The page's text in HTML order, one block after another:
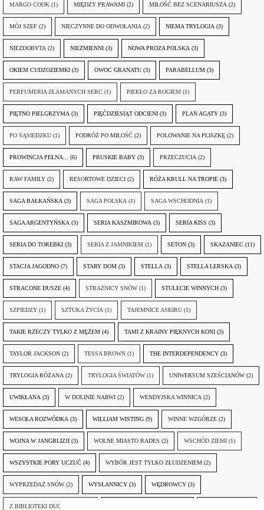
MARGO COOK (1) MIĘDZY PRAWAMI (2) MIŁOŚĆ BEZ SCENARIUSZA (2)
MÓJ SZEF (2) NIECZYNNE DO ODWOŁANIA (2) NIEMA TRYLOGIA (3)
NIEZDOBYTA (2) NIEZMIENNI (3) NOWA PROZA POLSKA (3)
OKIEM CUDZOZIEMKI (3) OWOC GRANATU (3) PARABELLUM (3)
PERFUMERIA ZŁAMANYCH SERC (1) PIEKŁO ZA ROGIEM (1)
PIĘTNO PIELGRZYMA (3) PIĘĆDZIESIĄT ODCIENI (3) PLAN AGATY (3)
PO SĄSIEDZKU (1) PODRÓŻ PO MIŁOŚĆ (2) POLOWANIE NA PLISZKĘ (2)
PROWINCJA PEŁNA... (6) PRUSKIE BABY (3) PRZECZUCIA (2)
RAW FAMILY (2) RESORTOWE DZIECI (2) RÓŻA KRULL NA TROPIE (3)
SAGA BAŁKAŃSKA (3) SAGA POLSKA (1) SAGA WSCHODNIA (1)
SAGA ARGENTYŃSKA (3) SERIA KASZMIROWA (3) SERIA KISS (3)
SERIA DO TOREBKI (3) SERIA Z JAMNIKIEM (1) SETON (3) SKAZANIEC (11)
STACJA JAGODNO (7) STARY DOM (3) STELLA (3) STELLA LERSKA (3)
STRACONE DUSZE (4) STRAŻNICY SNÓW (1) STULECIE WINNYCH (3)
SZPIEDZY (1) SZTUKA ŻYCIA (1) TAJEMNICE ASKIRU (1)
TAKIE RZECZY TYLKO Z MĘŻEM (4) TAMI Z KRAINY PIĘKNYCH KONI (3)
TAYLOR JACKSON (2) TESSA BROWN (1) THE INTERDEPENDENCY (3)
TRYLOGIA RÓŻANA (2) TRYLOGIA ŚWIATÓW (1) UNIWERSUM SZEŚCIANÓW (2)
UWIKŁANA (3) W DOLINIE NARWI (2) WENDYJSKA WINNICA (2)
WESOŁA ROZWÓDKA (3) WILLIAM WISTING (9) WINNE WZGÓRZE (2)
WOJNA W JANGBLIZJI (3) WOLNE MIASTO RADES (2) WSCHÓD ZIEMI (1)
WSZYSTKIE PORY UCZUĆ (4) WYBÓR JEST TYLKO ZŁUDZENIEM (2)
WYPRZEDAŻ SNÓW (2) WYSŁANNICY (3) WĘDROWCY (3)
Z BIBLIOTEKI DUCHA GÓR